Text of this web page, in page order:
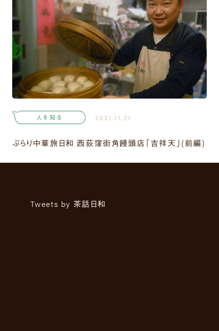
ぶらり中華旅日和 西荻窪街角饅頭店「吉祥天」(前編)
2021.11.21
人を知る
Tweets by 茶話日和